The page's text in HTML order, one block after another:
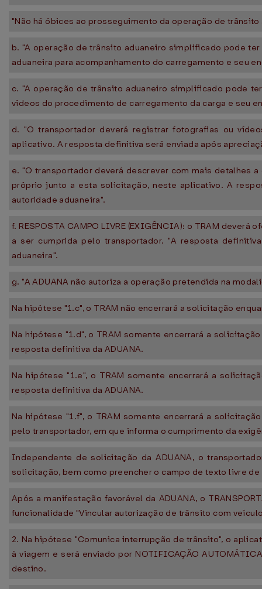
"Não há óbices ao prosseguimento da operação de
b. "A operação de trânsito aduaneiro simplificado pode
aduaneira para acompanhamento do carregamento e seu
c. "A operação de trânsito aduaneiro simplificado pode
vídeos do procedimento de carregamento da carga e seu
d. "O transportador deverá registrar fotografias ou
aplicativo. A resposta definitiva será enviada após
e. "O transportador deverá descrever com mais detalhes
próprio junto a esta solicitação, neste aplicativo. A
autoridade aduaneira".
f. RESPOSTA CAMPO LIVRE (EXIGÊNCIA): o TRAM
a ser cumprida pelo transportador. "A resposta
aduaneira".
g. "A ADUANA não autoriza a operação pretendida na
Na hipótese "1.c", o TRAM não encerrará a solicitação
Na hipótese "1.d", o TRAM somente encerrará a
resposta definitiva da ADUANA.
Na hipótese "1.e", o TRAM somente encerrará a
resposta definitiva da ADUANA.
Na hipótese "1.f", o TRAM somente encerrará a
pelo transportador, em que informa o cumprimento da
Independente de solicitação da ADUANA, o
solicitação, bem como preencher o campo de texto livre de
Após a manifestação favorável da ADUANA, o
funcionalidade "Vincular autorização de trânsito com
2. Na hipótese "Comunica interrupção de trânsito", o
à viagem e será enviado por NOTIFICAÇÃO
destino.